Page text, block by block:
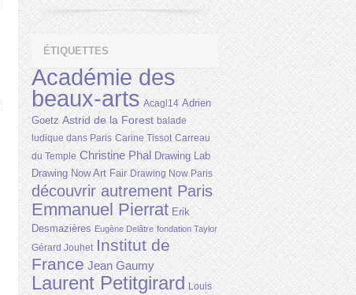
ÉTIQUETTES
Académie des
beaux-arts Acagl14 Adrien
Goetz Astrid de la Forest balade
ludique dans Paris Carine Tissot Carreau
du Temple Christine Phal Drawing Lab
Drawing Now Art Fair Drawing Now Paris
découvrir autrement Paris
Emmanuel Pierrat Erik
Desmazières Eugène Delâtre fondation Taylor
Gérard Jouhet Institut de
France Jean Gaumy
Laurent Petitgirard Louis